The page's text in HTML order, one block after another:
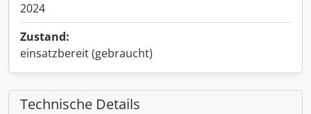
2024
Zustand:
einsatzbereit (gebraucht)
Technische Details